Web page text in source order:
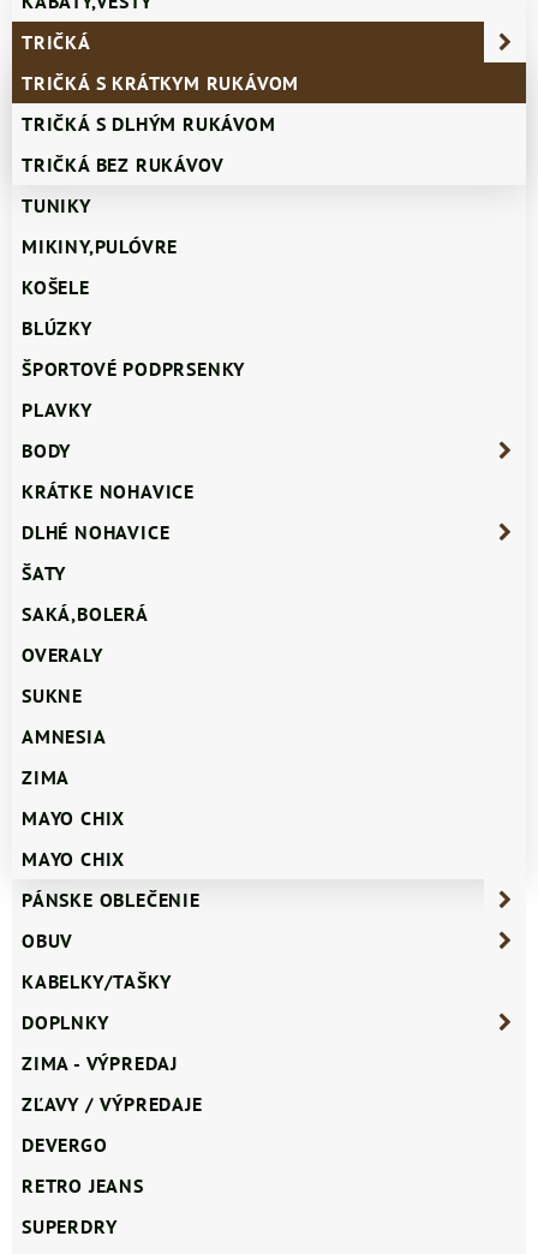
TRIČKÁ
TRIČKÁ S KRÁTKYM RUKÁVOM
TRIČKÁ S DLHÝM RUKÁVOM
TRIČKÁ BEZ RUKÁVOV
TUNIKY
MIKINY,PULÓVRE
KOŠELE
BLÚZKY
ŠPORTOVÉ PODPRSENKY
PLAVKY
BODY
KRÁTKE NOHAVICE
DLHÉ NOHAVICE
ŠATY
SAKÁ,BOLERÁ
OVERALY
SUKNE
AMNESIA
ZIMA
MAYO CHIX
MAYO CHIX
PÁNSKE OBLEČENIE
OBUV
KABELKY/TAŠKY
DOPLNKY
ZIMA - VÝPREDAJ
ZĽAVY / VÝPREDAJE
DEVERGO
RETRO JEANS
SUPERDRY